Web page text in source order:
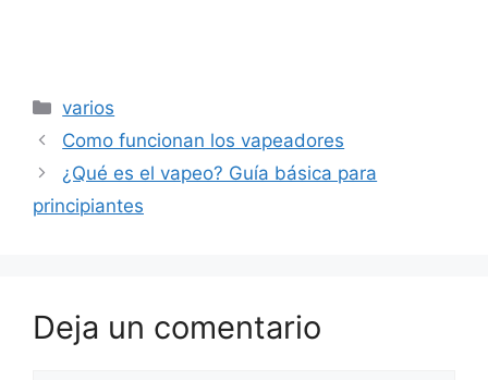
Categorías
varios
Como funcionan los vapeadores
¿Qué es el vapeo? Guía básica para
principiantes
Deja un comentario